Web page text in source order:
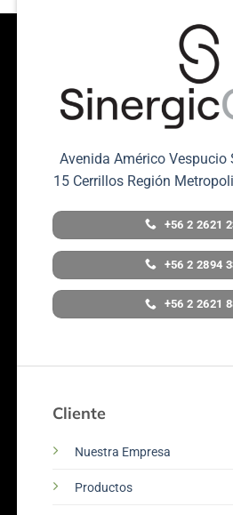
Avenida Américo
15 Cerrillos Región
+56 2 2621
+56 2 2894
+56 2 2621
Cliente
Nuestra Empresa
Productos